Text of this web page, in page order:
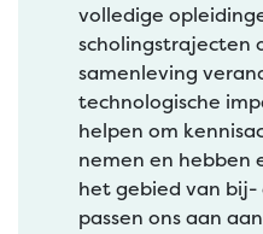
volledige
scholingstrajecten
samenleving
technologische
helpen om
nemen en hebben
het gebied van bij-
passen ons aan